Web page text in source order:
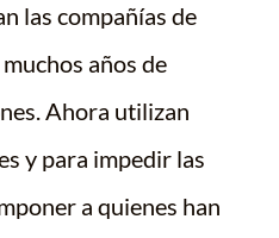
las compañías de
años de
Ahora utilizan
y para impedir las
a quienes han